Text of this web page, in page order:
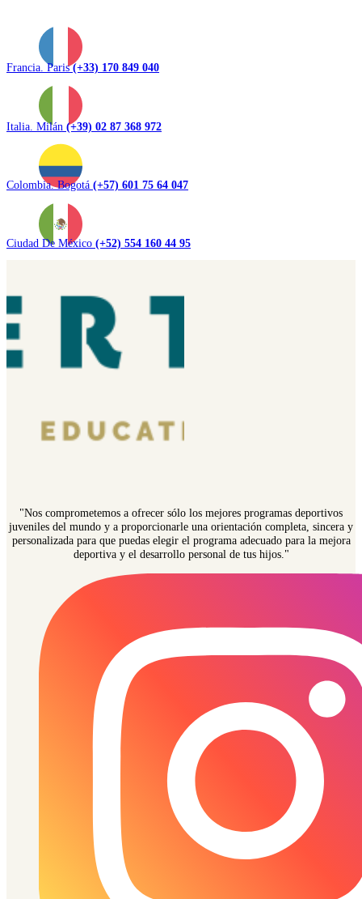
Francia. Paris(+33) 170 849 040
Italia. Milán (+39) 02 87 368 972
Colombia. Bogotá (+57) 601 75 64 047
Ciudad De México (+52) 554 160 44 95
"Nos comprometemos a ofrecer sólo los mejores programas deportivos
juveniles del mundo y a proporcionarle una orientación completa, sincera y
personalizada para que puedas elegir el programa adecuado para la mejora
deportiva y el desarrollo personal de tus hijos."